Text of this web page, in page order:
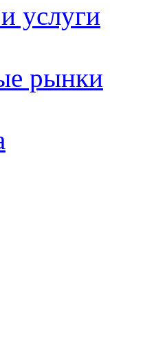
услуги
рынки